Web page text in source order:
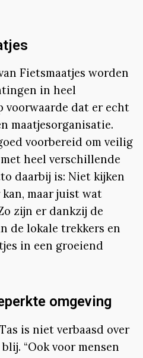
Fietsmaatjes worden
in heel
voorwaarde dat er echt
maatjesorganisatie.
voorbereid om veilig
heel verschillende
daarbij is: Niet kijken
maar juist wat
zijn er dankzij de
de lokale trekkers en
in een groeiend
omgeving
is niet verbaasd over
“Ook voor mensen